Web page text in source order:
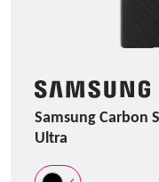
Samsung Carbon
Ultra